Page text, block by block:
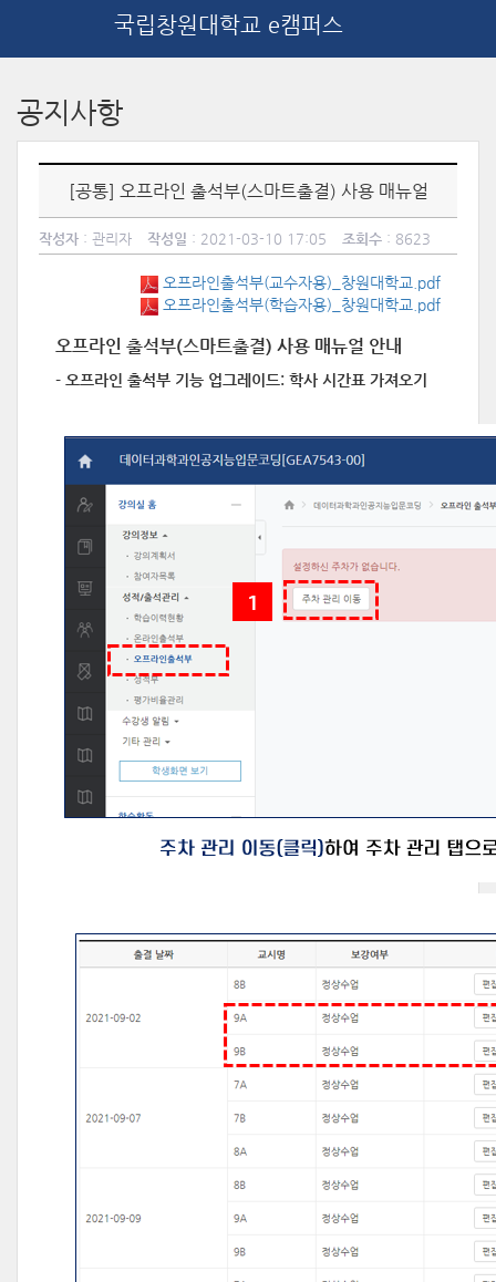
국립창원대학교 e캠퍼스
공지사항
[공통] 오프라인 출석부(스마트출결) 사용 매뉴얼
작성자 : 관리자 작성일 : 2021-03-10 17:05 조회수 : 8623
오프라인출석부(교수자용)_창원대학교.pdf
오프라인출석부(학습자용)_창원대학교.pdf
오프라인 출석부(스마트출결) 사용 매뉴얼 안내
- 오프라인 출석부 기능 업그레이드: 학사 시간표 가져오기